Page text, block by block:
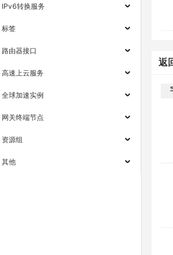
IPv6转换服务
标签
路由器接口
高速上云服务
全球加速实例
网关终端节点
资源组
其他
返